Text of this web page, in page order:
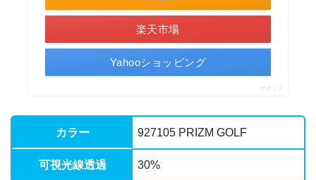
楽天市場
Yahooショッピング
ポチップ
カラー 927105 PRIZM GOLF
可視光線透過 30%